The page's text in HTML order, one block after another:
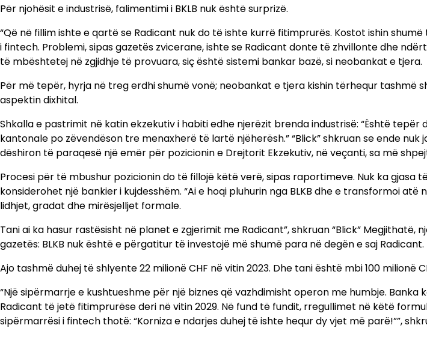
Për njohësit e industrisë, falimentimi i BKLB nuk është surprizë.
“Që në fillim ishte e qartë se Radicant nuk do të ishte kurrë fitimprurës. Kostot ishin
i fintech. Problemi, sipas gazetës zvicerane, ishte se Radicant donte të zhvillonte dhe
të mbështetej në zgjidhje të provuara, siç është sistemi bankar bazë, si neobankat e tjera.
Për më tepër, hyrja në treg erdhi shumë vonë; neobankat e tjera kishin tërhequr tashmë
aspektin dixhital.
Shkalla e pastrimit në katin ekzekutiv i habiti edhe njerëzit brenda industrisë: “Është
kantonale po zëvendëson tre menaxherë të lartë njëherësh.” “Blick” shkruan se ende nuk
dëshiron të paraqesë një emër për pozicionin e Drejtorit Ekzekutiv, në veçanti, sa më
Procesi për të mbushur pozicionin do të fillojë këtë verë, sipas raportimeve. Nuk ka gjasa
konsiderohet një bankier i kujdesshëm. “Ai e hoqi pluhurin nga BLKB dhe e transformoi atë
lidhjet, gradat dhe mirësjelljet formale.
Tani ai ka hasur rastësisht në planet e zgjerimit me Radicant”, shkruan “Blick” Megjithatë,
gazetës: BLKB nuk është e përgatitur të investojë më shumë para në degën e saj Radicant.
Ajo tashmë duhej të shlyente 22 milionë CHF në vitin 2023. Dhe tani është mbi 100 milionë
“Një sipërmarrje e kushtueshme për një biznes që vazhdimisht operon me humbje. Banka
Radicant të jetë fitimprurëse deri në vitin 2029. Në fund të fundit, rregullimet në këtë
sipërmarrësi i fintech thotë: “Korniza e ndarjes duhej të ishte hequr dy vjet më parë!””,